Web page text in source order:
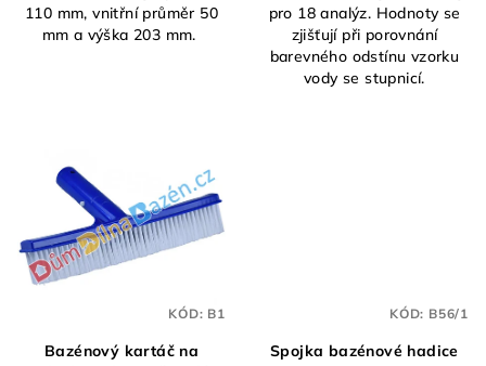
110 mm, vnitřní průměr 50
mm a výška 203 mm.
pro 18 analýz. Hodnoty se
zjišťují při porovnání
barevného odstínu vzorku
vody se stupnicí.
Bazénový kartáč na
KÓD: B1
Spojka bazénové hadice
KÓD: B56/1